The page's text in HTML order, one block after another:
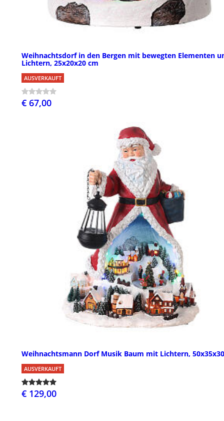
Weihnachtsdorf in den Bergen mit bewegten Elementen
Lichtern, 25x20x20 cm
AUSVERKAUFT
€ 67,00
Weihnachtsmann Dorf Musik Baum mit Lichtern,
AUSVERKAUFT
€ 129,00